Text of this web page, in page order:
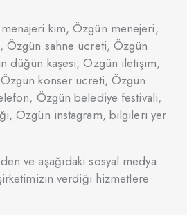
kim, Özgün menejeri,
Özgün sahne ücreti, Özgün
düğün kaşesi, Özgün iletişim,
konser ücreti, Özgün
Özgün belediye festivali,
Özgün instagram, bilgileri yer
ve aşağıdaki sosyal medya
verdiği hizmetlere